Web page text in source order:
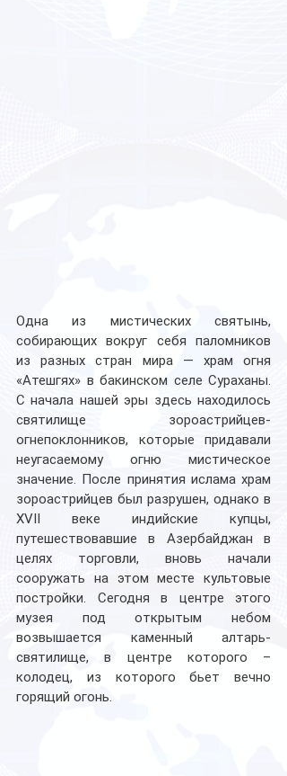
Одна из мистических святынь,
собирающих вокруг себя паломников
из разных стран мира — храм огня
«Атешгях» в бакинском селе Сураханы.
С начала нашей эры здесь находилось
святилище зороастрийцев-
огнепоклонников, которые придавали
неугасаемому огню мистическое
значение. После принятия ислама храм
зороастрийцев был разрушен, однако в
XVII веке индийские купцы,
путешествовавшие в Азербайджан в
целях торговли, вновь начали
сооружать на этом месте культовые
постройки. Сегодня в центре этого
музея под открытым небом
возвышается каменный алтарь-
святилище, в центре которого –
колодец, из которого бьет вечно
горящий огонь.